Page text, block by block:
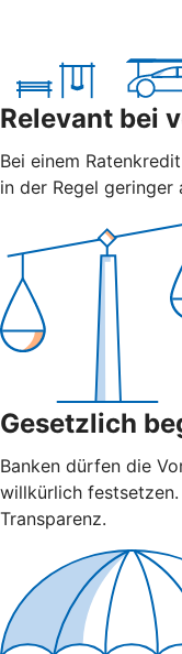
Relevant bei
Bei einem
in der Regel geringer
Gesetzlich
Banken dürfen die
willkürlich
Transparenz.